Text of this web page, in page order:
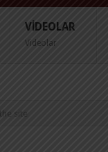
VIDEOLAR
Videolar